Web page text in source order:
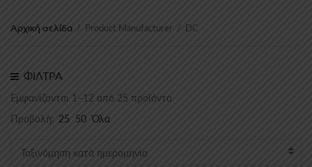
Αρχική σελίδα / Product Manufacturer / DC
ΦΙΛΤΡΑ
Εμφανίζονται 1–12 από 25 προϊόντα
Προβολή: 25 50 Όλα